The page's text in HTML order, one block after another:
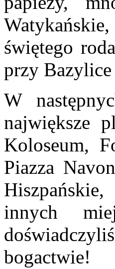
świętego
przy Bazylice
W
największe
Koloseum,
Piazza
innych
bogactwie!